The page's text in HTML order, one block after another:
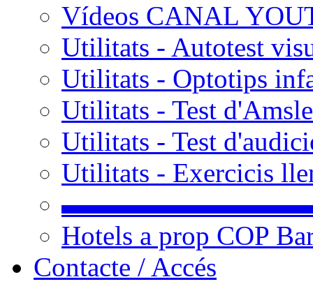
Vídeos CANAL
Utilitats - Autotest
Utilitats - Optotips
Utilitats - Test
Utilitats - Test
Utilitats - Exercicis
Hotels a prop COP
Contacte / Accés